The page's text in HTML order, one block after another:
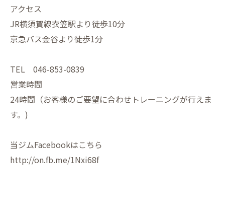
アクセス
JR横須賀線衣笠駅より徒歩10分
京急バス金谷より徒歩1分
TEL 046-853-0839
営業時間
24時間（お客様のご要望に合わせトレーニングが行えま
す。)
当ジムFacebookはこちら
http://on.fb.me/1Nxi68f